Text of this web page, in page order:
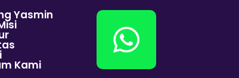
Yasmin
Kami